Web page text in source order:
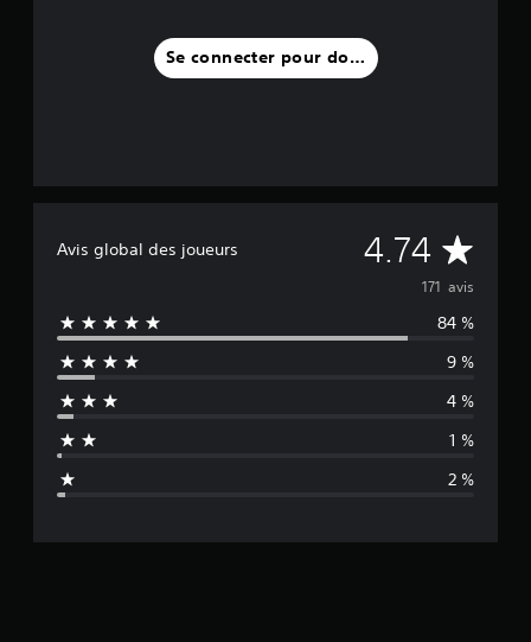
Se connecter pour donner un avis
Avis global des joueurs 4.74 M
o
y
e
n
d
171 avis
84 %
9 %
4 %
1 %
2 %